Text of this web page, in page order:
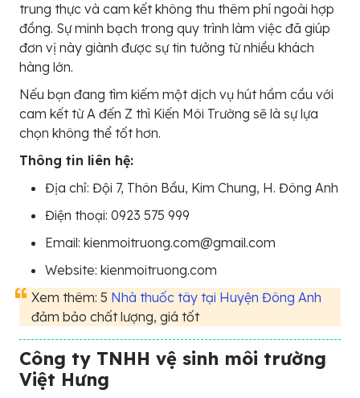
trung thực và cam kết không thu thêm phí ngoài hợp
đồng. Sự minh bạch trong quy trình làm việc đã giúp
đơn vị này giành được sự tin tưởng từ nhiều khách
hàng lớn.
Nếu bạn đang tìm kiếm một dịch vụ hút hầm cầu với
cam kết từ A đến Z thì Kiến Môi Trường sẽ là sự lựa
chọn không thể tốt hơn.
Thông tin liên hệ:
Địa chỉ: Đội 7, Thôn Bầu, Kim Chung, H. Đông Anh
Điện thoại: 0923 575 999
Email: kienmoitruong.com@gmail.com
Website: kienmoitruong.com
Xem thêm: 5 Nhà thuốc tây tại Huyện Đông Anh
đảm bảo chất lượng, giá tốt
Công ty TNHH vệ sinh môi trường
Việt Hưng